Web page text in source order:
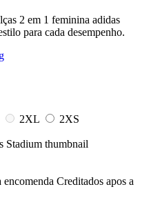
2 em 1 feminina adidas
para cada desempenho.
2XL
2XS
encomenda Creditados apos a